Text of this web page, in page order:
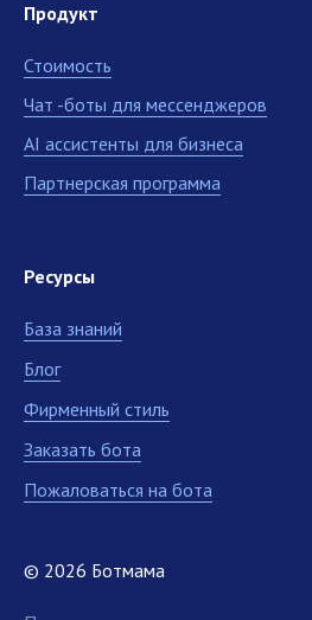
© 2026 Ботмама
Пожаловаться на бота
Заказать бота
Блог
Фирменный стиль
Ресурсы
База знаний
Чат -боты для мессенджеров
AI ассистенты для бизнеса
Стоимость
Продукт
Партнерская программа